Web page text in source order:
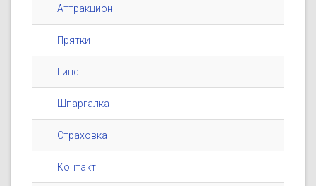
Аттракцион
Прятки
Гипс
Шпаргалка
Страховка
Контакт